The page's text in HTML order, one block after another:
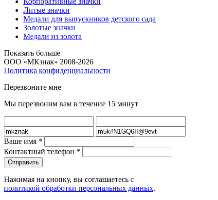
Литые значки
Медали для выпускников детского сада
Золотые значки
Медали из золота
Показать больше
ООО «МКзнак» 2008-2026
Политика конфиденциальности
Перезвоните мне
Мы перезвоним вам в течение 15 минут
Ваше имя *
Контактный телефон *
Нажимая на кнопку, вы соглашаетесь с
политикой обработки персональных данных.